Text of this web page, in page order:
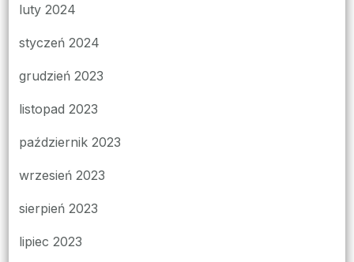
luty 2024
styczeń 2024
grudzień 2023
listopad 2023
październik 2023
wrzesień 2023
sierpień 2023
lipiec 2023